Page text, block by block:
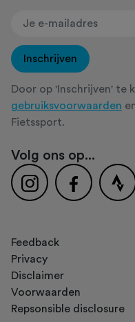
Inschrijven
Door op 'Inschrijven' te
gebruiksvoorwaarden
Fietssport.
Volg ons op...
Feedback
Privacy
Disclaimer
Voorwaarden
Repsonsible disclosure